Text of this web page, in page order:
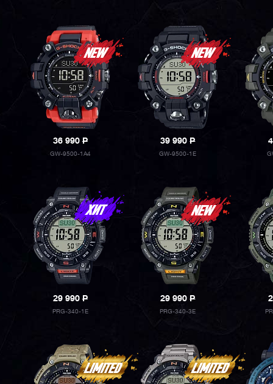
36 990P
GW-9500-1A4
39 990P
GW-9500-1E
29 990P
PRG-340-1E
29 990P
PRG-340-3E